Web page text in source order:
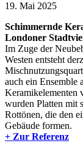
19. Mai 2025
Schimmernde
Londoner
Im Zuge der
Westen entsteht
auch ein Ensemble
Keramikelementen
wurden Platten mit
Rottönen, die den
Gebäude formen.
+ Zur Referenz